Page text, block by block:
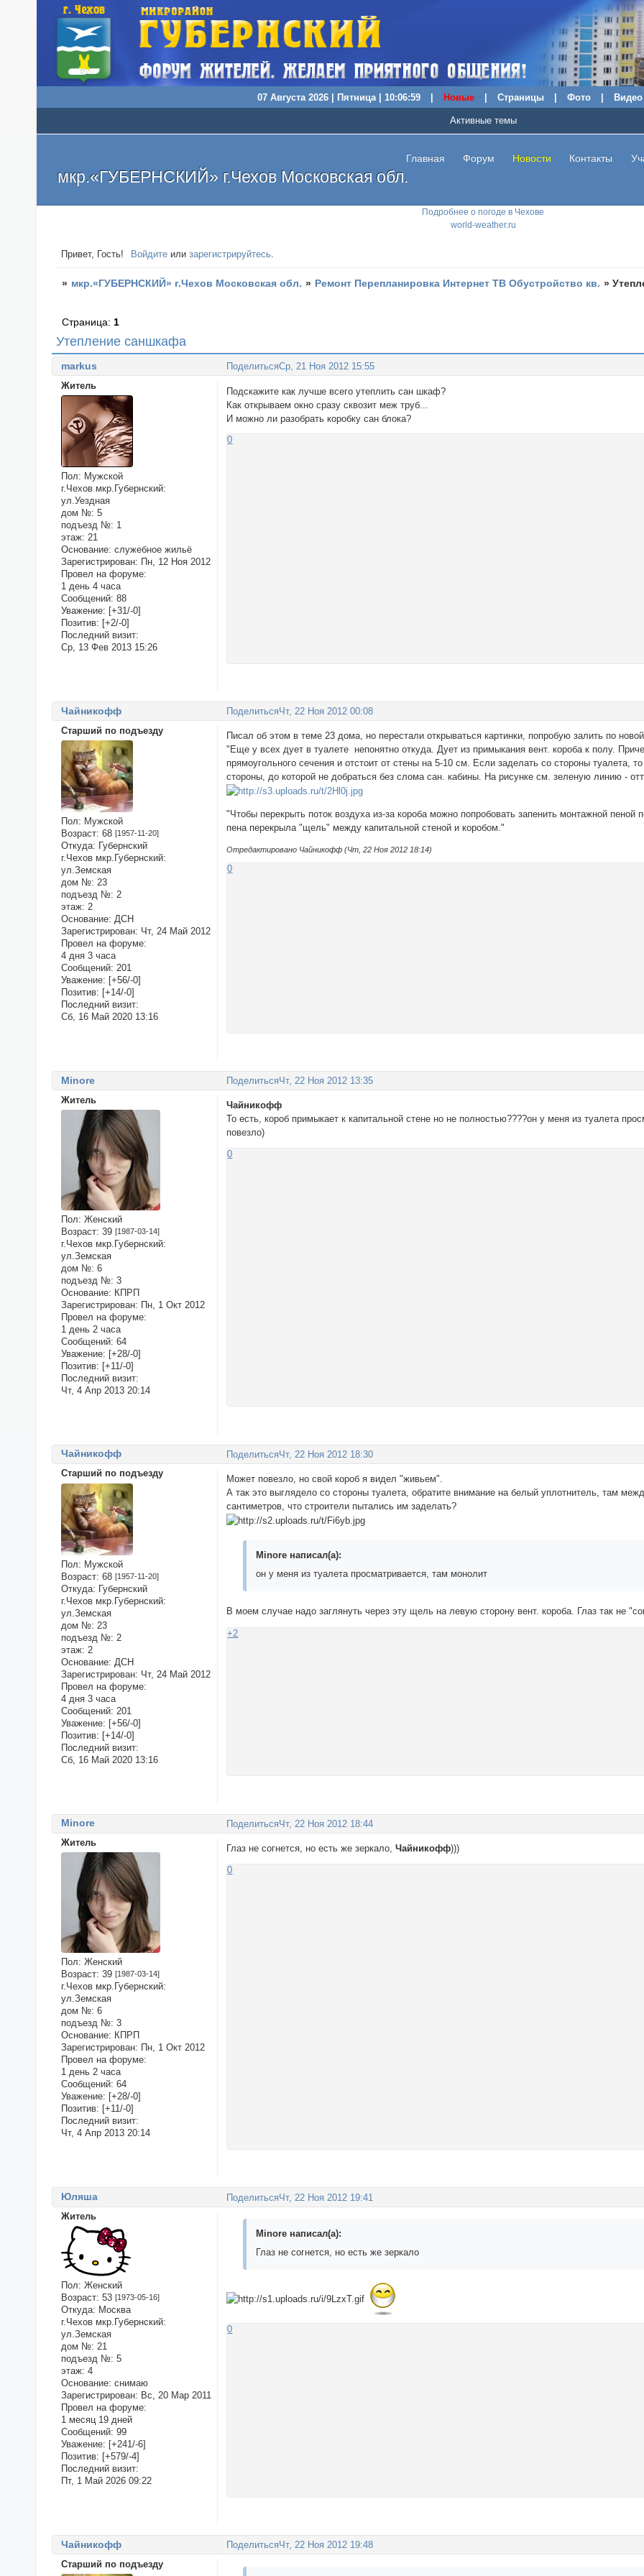
07 Августа 2026 | Пятница | 10:07:00 Новые Страницы Фото Видео
Подробнее о погоде в Чехове
world-weather.ru
мкр.«ГУБЕРНСКИЙ» г.Чехов Московская обл.
Главная Форум Новости Контакты
Активные темы
Привет, Гость! Войдите илизарегистрируйтесь.
» мкр.«ГУБЕРНСКИЙ» г.Чехов Московская обл. » Ремонт Перепланировка Интернет ТВ Обустройство кв. »
Утепление саншкафа
Страница: 1
ПоделитьсяСр, 21 Ноя 2012 15:55
markus
Житель
Пол: Мужской
г.Чехов мкр.Губернский:
ул.Уездная
дом №: 5
подъезд №: 1
этаж: 21
Основание: служебное жильё
Зарегистрирован: Пн, 12 Ноя 2012
Провел на форуме:
1 день 4 часа
Сообщений: 88
Уважение: [+31/-0]
Позитив: [+2/-0]
Последний визит:
Ср, 13 Фев 2013 15:26
Подскажите как лучше всего утеплить сан шкаф?
Как открываем окно сразу сквозит меж труб...
И можно ли разобрать коробку сан блока?
0
ПоделитьсяЧт, 22 Ноя 2012 00:08
Чайникофф
Старший по подъезду
Пол: Мужской
Возраст: 68 [1957-11-20]
Откуда: Губернский
г.Чехов мкр.Губернский:
ул.Земская
дом №: 23
подъезд №: 2
этаж: 2
Основание: ДСН
Зарегистрирован: Чт, 24 Май 2012
Провел на форуме:
4 дня 3 часа
Сообщений: 201
Уважение: [+56/-0]
Позитив: [+14/-0]
Последний визит:
Сб, 16 Май 2020 13:16
Писал об этом в теме 23 дома, но перестали открываться картинки, попробую залить по
"Еще у всех дует в туалете непонятно откуда. Дует из примыкания вент. короба к полу.
прямоугольного сечения и отстоит от стены на 5-10 см. Если заделать со стороны туалета,
стороны, до которой не добраться без слома сан. кабины. На рисунке см. зеленую линию -
"Чтобы перекрыть поток воздуха из-за короба можно попробовать запенить монтажной
пена перекрыла "щель" между капитальной стеной и коробом."
Отредактировано Чайникофф (Чт, 22 Ноя 2012 18:14)
0
ПоделитьсяЧт, 22 Ноя 2012 13:35
Minore
Житель
Пол: Женский
Возраст: 39 [1987-03-14]
г.Чехов мкр.Губернский:
ул.Земская
дом №: 6
подъезд №: 3
Основание: КПРП
Зарегистрирован: Пн, 1 Окт 2012
Провел на форуме:
1 день 2 часа
Сообщений: 64
Уважение: [+28/-0]
Позитив: [+11/-0]
Последний визит:
Чт, 4 Апр 2013 20:14
Чайникофф
То есть, короб примыкает к капитальной стене но не полностью????он у меня из туалета
повезло)
0
ПоделитьсяЧт, 22 Ноя 2012 18:30
Чайникофф
Старший по подъезду
Пол: Мужской
Возраст: 68 [1957-11-20]
Откуда: Губернский
г.Чехов мкр.Губернский:
ул.Земская
дом №: 23
подъезд №: 2
этаж: 2
Основание: ДСН
Зарегистрирован: Чт, 24 Май 2012
Провел на форуме:
4 дня 3 часа
Сообщений: 201
Уважение: [+56/-0]
Позитив: [+14/-0]
Последний визит:
Сб, 16 Май 2020 13:16
Может повезло, но свой короб я видел "живьем".
А так это выглядело со стороны туалета, обратите внимание на белый уплотнитель, там
сантиметров, что строители пытались им заделать?
Minore написал(а):
он у меня из туалета просматривается, там монолит
В моем случае надо заглянуть через эту щель на левую сторону вент. короба. Глаз так не
+2
ПоделитьсяЧт, 22 Ноя 2012 18:44
Minore
Житель
Пол: Женский
Возраст: 39 [1987-03-14]
г.Чехов мкр.Губернский:
ул.Земская
дом №: 6
подъезд №: 3
Основание: КПРП
Зарегистрирован: Пн, 1 Окт 2012
Провел на форуме:
1 день 2 часа
Сообщений: 64
Уважение: [+28/-0]
Позитив: [+11/-0]
Последний визит:
Чт, 4 Апр 2013 20:14
Глаз не согнется, но есть же зеркало,Чайникофф)))
0
ПоделитьсяЧт, 22 Ноя 2012 19:41
Юляша
Житель
Пол: Женский
Возраст: 53 [1973-05-16]
Откуда: Москва
г.Чехов мкр.Губернский:
ул.Земская
дом №: 21
подъезд №: 5
этаж: 4
Основание: снимаю
Зарегистрирован: Вс, 20 Мар 2011
Провел на форуме:
1 месяц 19 дней
Сообщений: 99
Уважение: [+241/-6]
Позитив: [+579/-4]
Последний визит:
Пт, 1 Май 2026 09:22
Minore написал(а):
Глаз не согнется, но есть же зеркало
0
ПоделитьсяЧт, 22 Ноя 2012 19:48
Чайникофф
Старший по подъезду